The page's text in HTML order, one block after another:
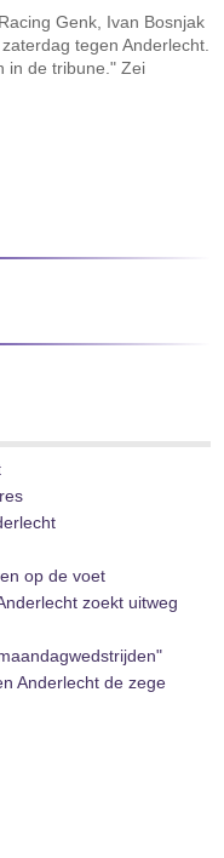
Genk, Ivan Bosnjak
tegen Anderlecht.
in de tribune." Zei
op de voet
zoekt uitweg
Anderlecht de zege